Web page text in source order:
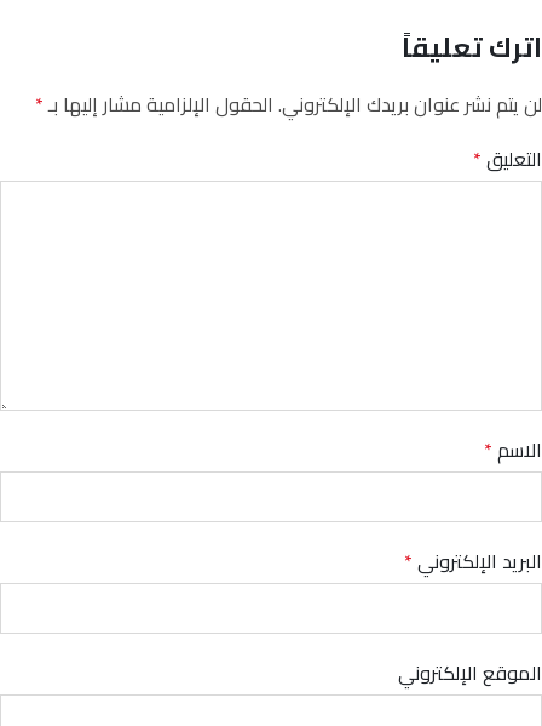
اترك تعليقاً
لن يتم نشر عنوان بريدك الإلكتروني. الحقول الإلزامية مشار إليها بـ*
التعليق*
الاسم*
البريد الإلكتروني*
الموقع الإلكتروني